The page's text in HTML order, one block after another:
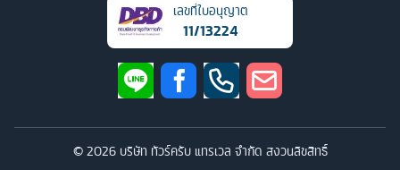
เลขที่ใบอนุญาต
11/13224
©2026บริษัท ทัวร์ครับ แทรเวล จำกัด สงวนลิขสิทธิ์